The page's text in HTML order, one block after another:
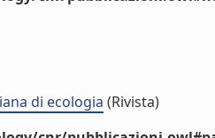
di ecologia (Rivista)